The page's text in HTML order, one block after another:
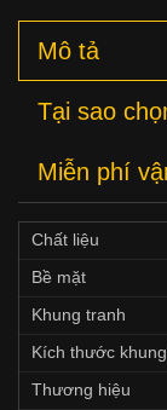
Mô tả
Tại sao
Miễn phí
Chất liệu
Bề mặt
Khung tranh
Kích thước
Thương hiệu